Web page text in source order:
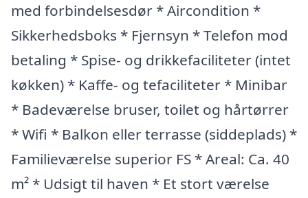
med forbindelsesdør * Aircondition *
Sikkerhedsboks * Fjernsyn * Telefon mod
betaling * Spise- og drikkefaciliteter (intet
køkken) * Kaffe- og tefaciliteter * Minibar
* Badeværelse bruser, toilet og hårtørrer
* Wifi * Balkon eller terrasse (siddeplads) *
Familieværelse superior FS * Areal: Ca. 40
m² * Udsigt til haven * Et stort værelse